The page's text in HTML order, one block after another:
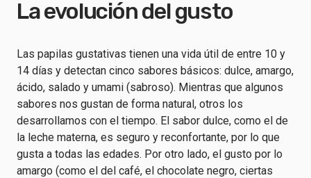
La evolución del gusto
Las papilas gustativas tienen una vida útil de entre 10 y
14 días y detectan cinco sabores básicos: dulce, amargo,
ácido, salado y umami (sabroso). Mientras que algunos
sabores nos gustan de forma natural, otros los
desarrollamos con el tiempo. El sabor dulce, como el de
la leche materna, es seguro y reconfortante, por lo que
gusta a todas las edades. Por otro lado, el gusto por lo
amargo (como el del café, el chocolate negro, ciertas